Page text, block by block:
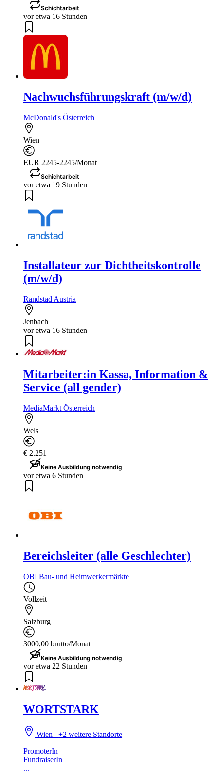
Schichtarbeit
vor etwa 16 Stunden
Nachwuchsführungskraft (m/w/d)
McDonald's Österreich
Wien
EUR 2245-2245/Monat
Schichtarbeit
vor etwa 19 Stunden
Installateur zur Dichtheitskontrolle
(m/w/d)
Randstad Austria
Jenbach
vor etwa 16 Stunden
Mitarbeiter:in Kassa, Information &
Service (all gender)
MediaMarkt Österreich
Wels
€ 2.251
Keine Ausbildung notwendig
vor etwa 6 Stunden
Bereichsleiter (alle Geschlechter)
OBI Bau- und Heimwerkermärkte
Vollzeit
Salzburg
3000,00 brutto/Monat
Keine Ausbildung notwendig
vor etwa 22 Stunden
WORTSTARK
Wien+2 weitere Standorte
PromoterIn
FundraiserIn
...